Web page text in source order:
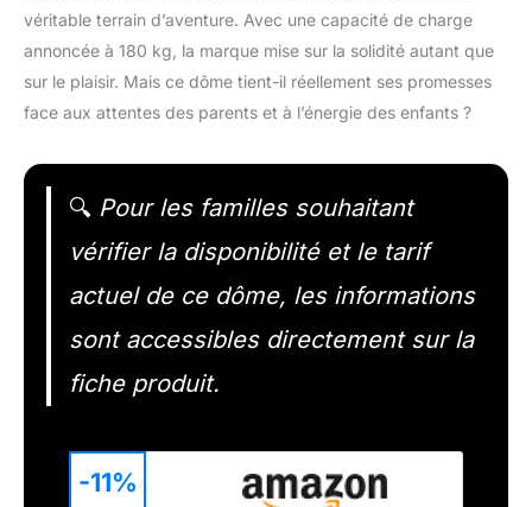
véritable terrain d’aventure. Avec une capacité de charge
annoncée à 180 kg, la marque mise sur la solidité autant que
sur le plaisir. Mais ce dôme tient-il réellement ses promesses
face aux attentes des parents et à l’énergie des enfants ?
🔍 Pour les familles souhaitant
vérifier la disponibilité et le tarif
actuel de ce dôme, les informations
sont accessibles directement sur la
fiche produit.
-11%